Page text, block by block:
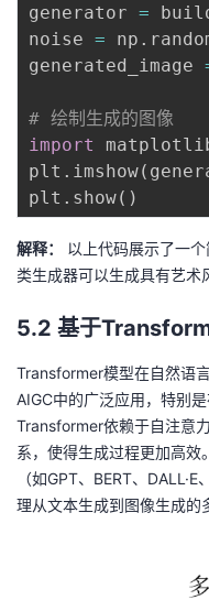
generator =
noise = np .
generated_image
# 绘制生成的图像
import
plt . imshow(
plt . show( )
解释：
以上代码展示了一
类生成器可以生成具有艺术
5.2 基于
Transformer模型在自然语
AIGC中的广泛应用，特别
Transformer依赖于自注意
系，使得生成过程更加高
（如GPT、BERT、
理从文本生成到图像生成的